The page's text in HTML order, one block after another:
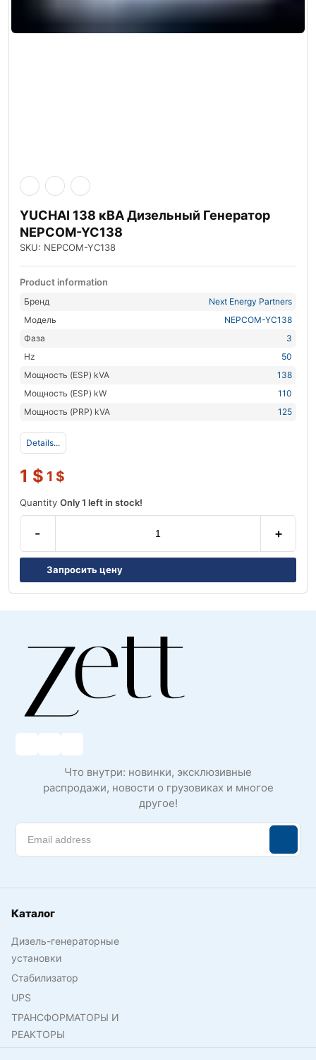
YUCHAI 138 кВА Дизельный Генератор
NEPCOM-YC138
SKU: NEPCOM-YC138
Product information
Бренд
Next Energy Partners
Модель
NEPCOM-YC138
Фаза
3
Hz
50
Мощность (ESP) kVA
138
Мощность (ESP) kW
110
Мощность (PRP) kVA
125
Details...
1 $ 1 $
Quantity Only 1 left in stock!
- +
Запросить цену
Что внутри: новинки, эксклюзивные
распродажи, новости о грузовиках и многое
другое!
Каталог
Дизель-генераторные
установки
Стабилизатор
UPS
ТРАНСФОРМАТОРЫ И
РЕАКТОРЫ